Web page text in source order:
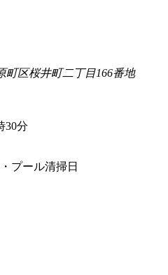
町区桜井町二丁目166番地
30分
プール清掃日